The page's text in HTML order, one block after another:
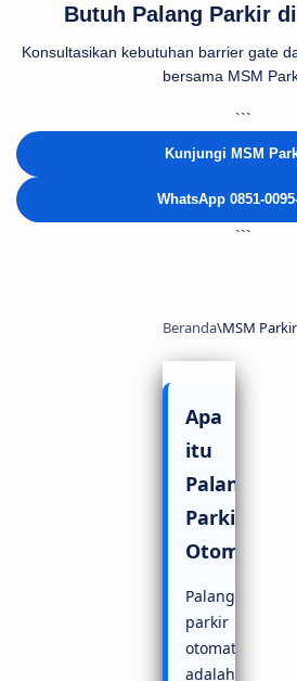
Butuh Palang Parkir
Konsultasikan kebutuhan barrier gate
bersama MSM
```
Kunjungi MSM
WhatsApp 0851-
```
Apa
itu
Palang
Parkir
Otomatis?
Palang
parkir
otomatis
adalah